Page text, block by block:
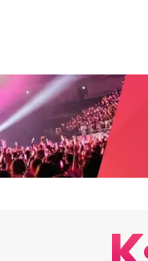
FIGHTER』では競争が中
それぞれのケミ（ケミストリー
。リジョンは「『STREET
生の恐ろしさを味わうことがで
』を見る視聴者の皆さんは、す
齢に関係なく、ダンスを広める
司会進行を期待してもいい」と
の午後10時20分より放送がスタ